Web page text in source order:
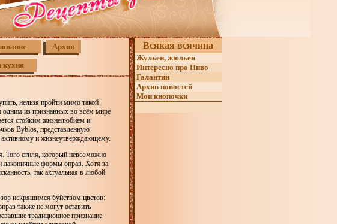
Архив
кухня
нельзя пройти мимо такой
одним из признанных во всём мире
стойким жизнелюбием и
Byblos, представленную
и жизнеутверждающему.
Того стиля, который невозможно
лаконичные формы оправ. Хотя за
так актуальная в любой
искрящимся буйством цветов:
также не могут оставить
традиционное признание
Всякая всячина
Жульен, жюльен
Интересно про Пиво
Галантин
Архив новостей
Мои кнопочки